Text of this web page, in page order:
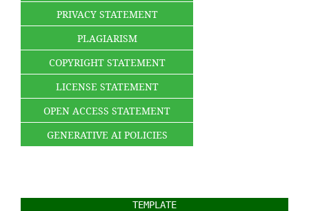
PRIVACY STATEMENT
PLAGIARISM
COPYRIGHT STATEMENT
LICENSE STATEMENT
OPEN ACCESS STATEMENT
GENERATIVE AI POLICIES
TEMPLATE